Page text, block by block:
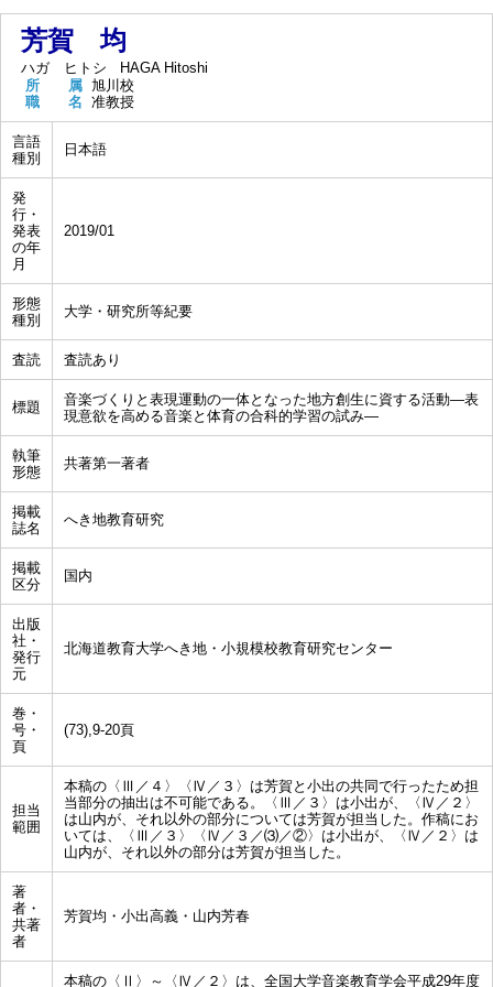
芳賀 均
ハガ ヒトシ
HAGA Hitoshi
所 属 旭川校
職 名 准教授
言語
種別
日本語
発
行・
発表
の年
月
2019/01
形態
種別
大学・研究所等紀要
査読 査読あり
標題
音楽づくりと表現運動の一体となった地方創生に資する活動―表
現意欲を高める音楽と体育の合科的学習の試み―
執筆
形態
共著第一著者
掲載
誌名
へき地教育研究
掲載
区分
国内
出版
社・
発行
元
北海道教育大学へき地・小規模校教育研究センター
巻・
号・
頁
(73),9-20頁
担当
範囲
本稿の〈Ⅲ／４〉〈Ⅳ／３〉は芳賀と小出の共同で行ったため担
当部分の抽出は不可能である。〈Ⅲ／３〉は小出が、〈Ⅳ／２〉
は山内が、それ以外の部分については芳賀が担当した。作稿にお
いては、〈Ⅲ／３〉〈Ⅳ／３／⑶／②〉は小出が、〈Ⅳ／２〉は
山内が、それ以外の部分は芳賀が担当した。
著
者・
共著
者
芳賀均・小出高義・山内芳春
本稿の〈Ⅱ〉～〈Ⅳ／２〉は、全国大学音楽教育学会平成29年度